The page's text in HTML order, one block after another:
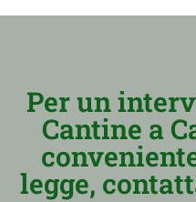
Per un
Cantine a
legge,